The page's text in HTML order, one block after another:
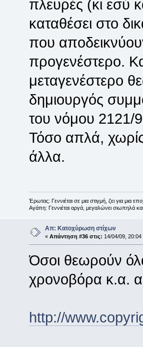
πλευρές (κι εσύ
καταθέσει στο
που
προγενέστερο.
μεταγενέστερο
δημιουργός
του νόμου 2121/
Τόσο απλά,
άλλα.
Έρωτας: Γεννιέται σε μια στιγμή, ζει για μια
Αγάπη: Γεννιέται αργά, μεγαλώνει σιωπηλά
Απ: Κατοχύρωση στίχων
« Απάντηση #36 στις: 14/04/09, 20:04
Όσοι θεωρούν
χρονοβόρα κ.α.
http://